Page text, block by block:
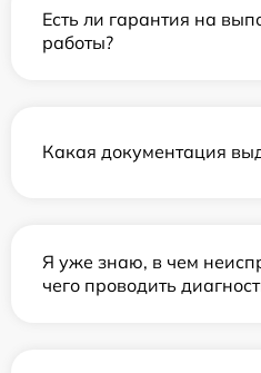
Есть ли гарантия на
работы?
Какая документация
Я уже знаю, в чем
чего проводить